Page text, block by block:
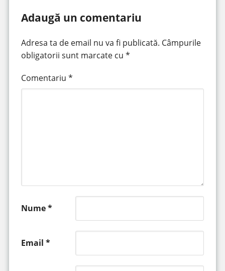
Adaugă un comentariu
Adresa ta de email nu va fi publicată. Câmpurile
obligatorii sunt marcate cu *
Comentariu *
Nume*
Email *